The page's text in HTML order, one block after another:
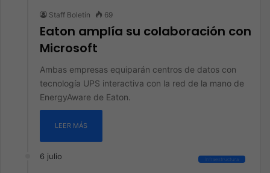
Staff Boletín 69
Eaton amplía su colaboración con
Microsoft
Ambas empresas equiparán centros de datos con
tecnología UPS interactiva con la red de la mano de
EnergyAware de Eaton.
LEER MÁS
6 julio Infraestructura